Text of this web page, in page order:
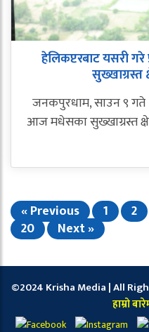
हेलिकप्टरबाट यसरी
सुख्खाग्रस्त
जनकपुरधाम, साउन ९ गते
आज मधेसका सुख्खाग्रस्त
« Previous 1 2
20
Next »
©2024 Krisha Media | All Right
हाम्रो